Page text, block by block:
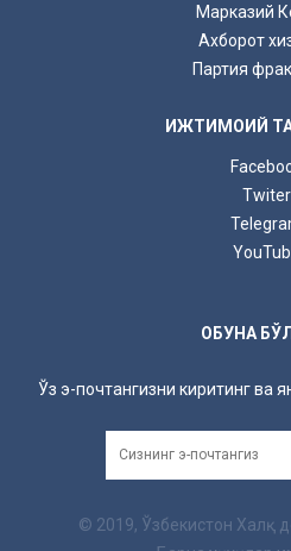
Марказий
Ахборот
Партия
ИЖТИМОИЙ
Twiter
ОБУНА
Ўз э-почтангизни киритинг ва
© 2019, Ўзбекистон Халқ